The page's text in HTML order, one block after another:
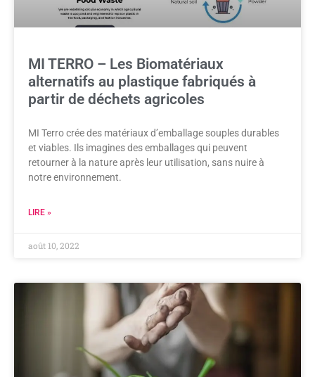
MI TERRO – Les Biomatériaux
alternatifs au plastique fabriqués à
partir de déchets agricoles
MI Terro crée des matériaux d’emballage souples durables
et viables. Ils imagines des emballages qui peuvent
retourner à la nature après leur utilisation, sans nuire à
notre environnement.
LIRE »
août 10, 2022